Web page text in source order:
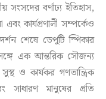
সংসদের বর্ণাঢ্য ইতিহাস,
কার্যপ্রণালী সম্পর্কেও
শেষে ডেপুটি স্পিকার
সঙ্গে এক আন্তরিক সৌজন্য
ও কার্যকর গণতান্ত্রিক
সাধারণ মানুষের প্রতি